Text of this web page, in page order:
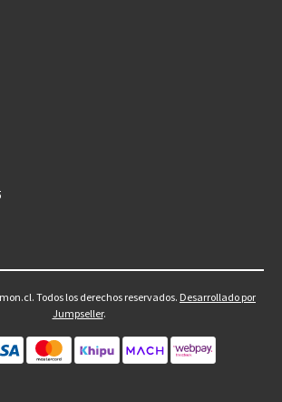
Todos los derechos reservados. Desarrollado por
Jumpseller.